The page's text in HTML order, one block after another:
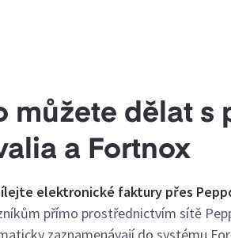
můžete dělat s
a Fortnox
elektronické faktury přes
přímo prostřednictvím sítě